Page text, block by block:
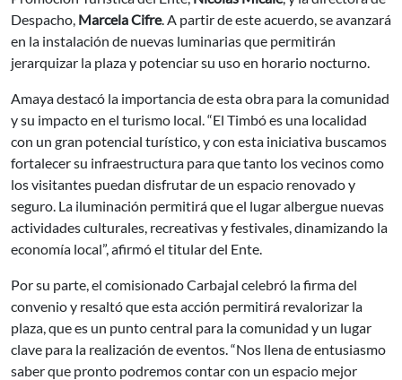
Despacho, Marcela Cifre. A partir de este acuerdo, se avanzará
en la instalación de nuevas luminarias que permitirán
jerarquizar la plaza y potenciar su uso en horario nocturno.
Amaya destacó la importancia de esta obra para la comunidad
y su impacto en el turismo local. “El Timbó es una localidad
con un gran potencial turístico, y con esta iniciativa buscamos
fortalecer su infraestructura para que tanto los vecinos como
los visitantes puedan disfrutar de un espacio renovado y
seguro. La iluminación permitirá que el lugar albergue nuevas
actividades culturales, recreativas y festivales, dinamizando la
economía local”, afirmó el titular del Ente.
Por su parte, el comisionado Carbajal celebró la firma del
convenio y resaltó que esta acción permitirá revalorizar la
plaza, que es un punto central para la comunidad y un lugar
clave para la realización de eventos. “Nos llena de entusiasmo
saber que pronto podremos contar con un espacio mejor